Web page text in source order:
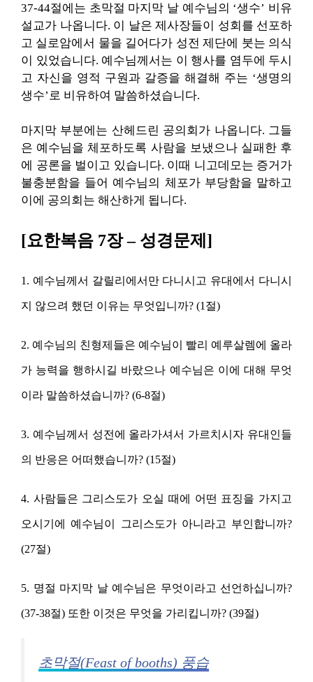
37-44절에는 초막절 마지막 날 예수님의 ‘생수’ 비유
설교가 나옵니다. 이 날은 제사장들이 성회를 선포하
고 실로암에서 물을 길어다가 성전 제단에 붓는 의식
이 있었습니다. 예수님께서는 이 행사를 염두에 두시
고 자신을 영적 구원과 갈증을 해결해 주는 ‘생명의
생수’로 비유하여 말씀하셨습니다.
마지막 부분에는 산헤드린 공의회가 나옵니다. 그들
은 예수님을 체포하도록 사람을 보냈으나 실패한 후
에 공론을 벌이고 있습니다. 이때 니고데모는 증거가
불충분함을 들어 예수님의 체포가 부당함을 말하고
이에 공의회는 해산하게 됩니다.
[요한복음 7장 – 성경문제]
1. 예수님께서 갈릴리에서만 다니시고 유대에서 다니시
지 않으려 했던 이유는 무엇입니까? (1절)
2. 예수님의 친형제들은 예수님이 빨리 예루살렘에 올라
가 능력을 행하시길 바랐으나 예수님은 이에 대해 무엇
이라 말씀하셨습니까? (6-8절)
3. 예수님께서 성전에 올라가셔서 가르치시자 유대인들
의 반응은 어떠했습니까? (15절)
4. 사람들은 그리스도가 오실 때에 어떤 표징을 가지고
오시기에 예수님이 그리스도가 아니라고 부인합니까?
(27절)
5. 명절 마지막 날 예수님은 무엇이라고 선언하십니까?
(37-38절) 또한 이것은 무엇을 가리킵니까? (39절)
초막절(Feast of booths) 풍습